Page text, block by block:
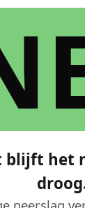
blijft het